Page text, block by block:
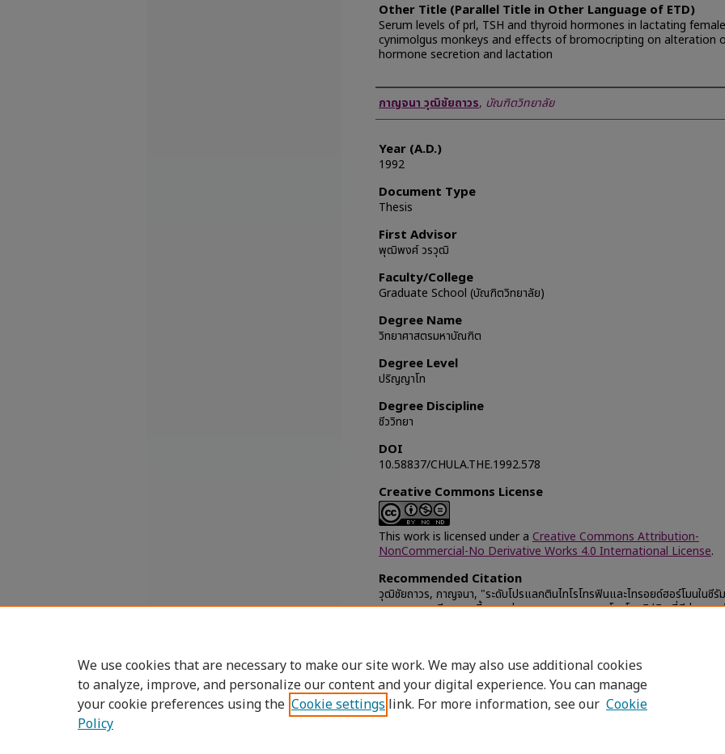
Other Title (Parallel Title in Other Language of ETD)
Serum levels of prl, TSH and thyroid hormones in lactating female
cynimolgus monkeys and effects of bromocripting on alteration
hormone secretion and lactation
Author
กาญจนา วุฒิชัยถาวร, บัณฑิตวิทยาลัย
Year (A.D.)
1992
Document Type
Thesis
First Advisor
พุฒิพงศ์ วรวุฒิ
Faculty/College
Graduate School (บัณฑิตวิทยาลัย)
Degree Name
วิทยาศาสตรมหาบัณฑิต
Degree Level
ปริญญาโท
Degree Discipline
ชีววิทยา
DOI
10.58837/CHULA.THE.1992.578
Creative Commons License
This work is licensed under a Creative Commons Attribution-
NonCommercial-No Derivative Works 4.0 International License.
Recommended Citation
วุฒิชัยถาวร, กาญจนา, "ระดับโปรแลกตินไทโรโทรฟินและไทรอยด์ฮอร์โมนในซีรั
หางยาวเพศเมียขณะ เลี้ยงลูกอ่อน และผลกระทบของโบรโมคริปติน ที่มีต่อการ
We use cookies that are necessary to make our site work. We may also use additional cookies
to analyze, improve, and personalize our content and your digital experience. You can manage
your cookie preferences using the Cookie settings link. For more information, see our Cookie
Policy